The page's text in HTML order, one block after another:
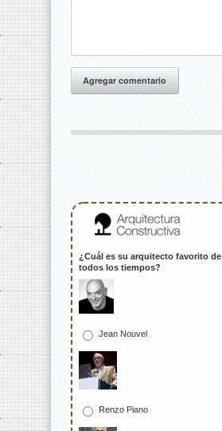
Agregar comentario
¿Cuál es su arquitecto favorito de
todos los tiempos?
Jean Nouvel
Renzo Piano